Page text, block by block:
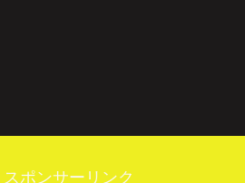
スポンサーリンク